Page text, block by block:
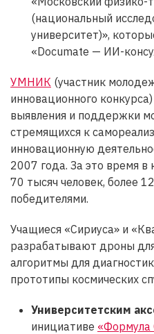
(национальный
университет)»,
«Documate — ИИ-
УМНИК (участник
инновационного
выявления и поддержки
стремящихся к
инновационную
2007 года. За это время в
70 тысяч человек, более
победителями.
Учащиеся «Сириуса» и
разрабатывают дроны
алгоритмы для
прототипы космических
Университетским
инициативе «Формула